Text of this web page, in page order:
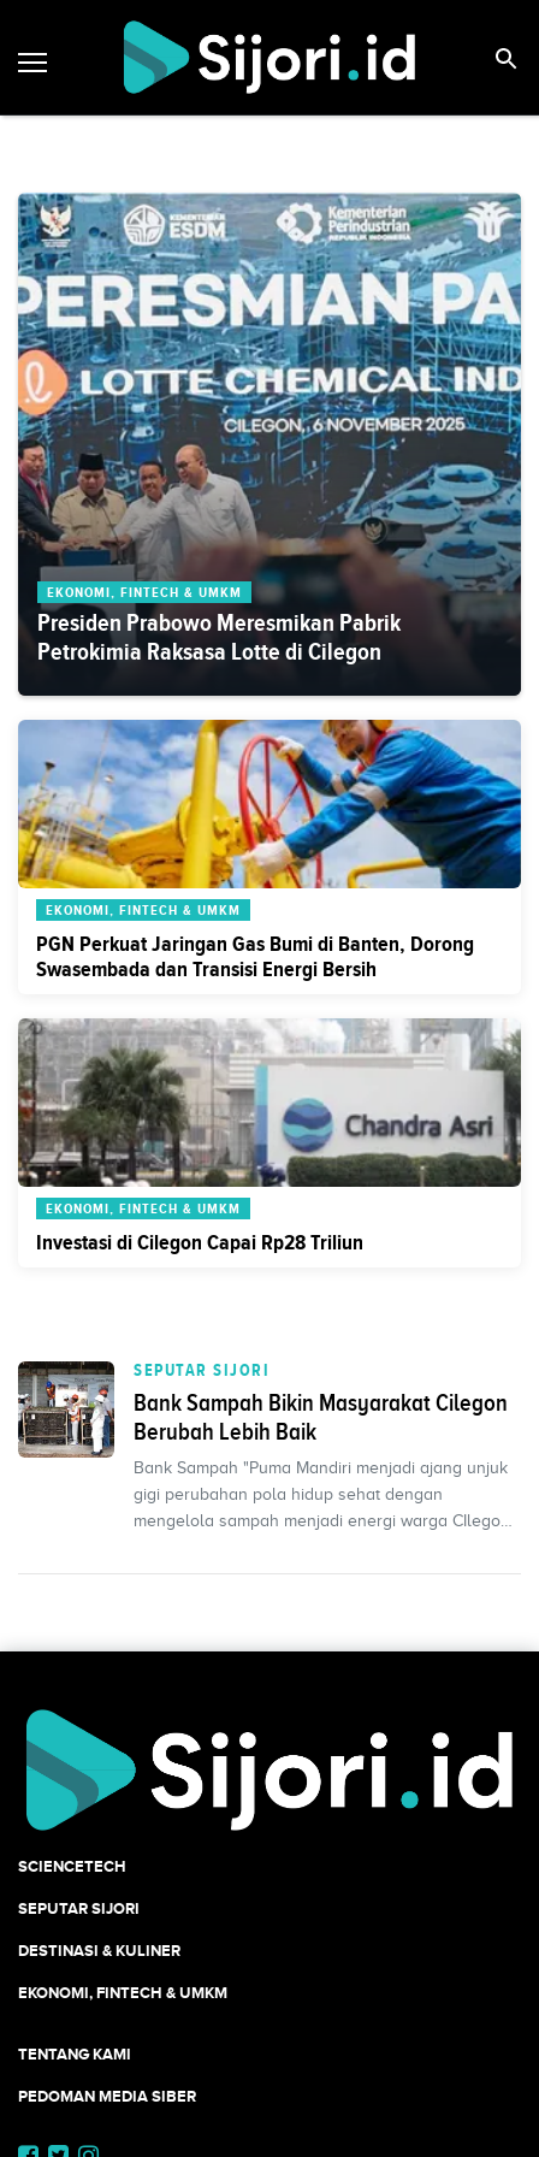
EKONOMI, FINTECH & UMKM
Presiden Prabowo Meresmikan Pabrik
Petrokimia Raksasa Lotte di Cilegon
EKONOMI, FINTECH & UMKM
PGN Perkuat Jaringan Gas Bumi di Banten, Dorong
Swasembada dan Transisi Energi Bersih
EKONOMI, FINTECH & UMKM
Investasi di Cilegon Capai Rp28 Triliun
SEPUTAR SIJORI
Bank Sampah Bikin Masyarakat Cilegon
Berubah Lebih Baik
Bank Sampah "Puma Mandiri menjadi ajang unjuk
gigi perubahan pola hidup sehat dengan
mengelola sampah menjadi energi warga CIlegon,
SCIENCETECH
SEPUTAR SIJORI
DESTINASI & KULINER
EKONOMI, FINTECH & UMKM
TENTANG KAMI
PEDOMAN MEDIA SIBER